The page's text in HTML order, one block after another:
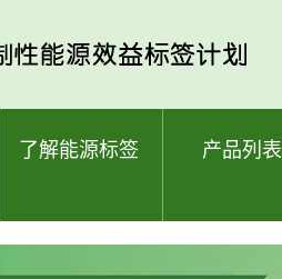
了解能源标签 产品列表